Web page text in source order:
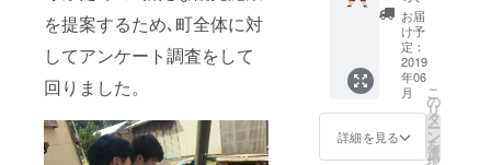
を提案するため､町全体に対
してアンケート調査をして
回りました。
ジュー
ルはク
ラウド
ファン
ディン
グ終了
メール
にて調
近郊 ＊
お手数
ですが､
交通費
は自己
負担で
お願い
致しま
おりま
す。 ま
た、交
流会の
際には
近くの
田んぼ
で取れ
ぶ、エ
デュテ
イメン
ト体
験】
ひと家
族の皆
様でご
利用い
お届
け予
定：
2019
年06
月
詳細を見る
こ
の
リ
タ
ー
ン
を
選